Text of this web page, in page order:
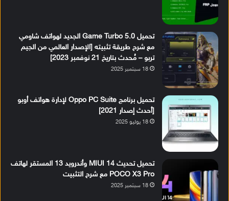
تحميل Game Turbo 5.0 الجديد لهواتف شاومي
مع شرح طريقة تثبيته [الإصدار العالمي من الجيم
تربو – مُحدث بتاريخ 21 نوفمبر 2023]
18 سبتمبر 2025
تحميل برنامج Oppo PC Suite لإدارة هواتف أوبو
[أحدث إصدار 2021]
18 يوليو 2025
تحميل تحديث MIUI 14 وأندرويد 13 المستقر لهاتف
POCO X3 Pro مع شرح التثبيت
18 سبتمبر 2025